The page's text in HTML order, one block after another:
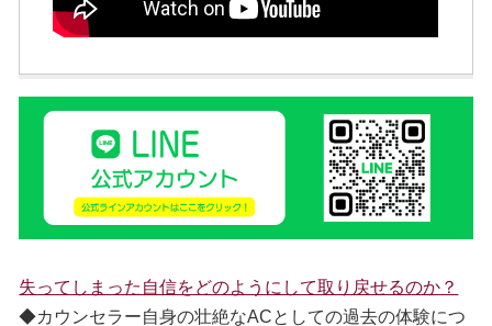
失ってしまった自信をどのようにして取り戻せるのか？
◆カウンセラー自身の壮絶なACとしての過去の体験につ